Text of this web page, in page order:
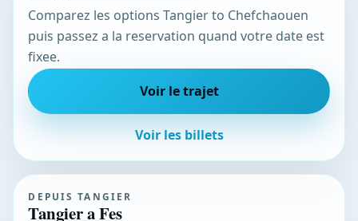
Comparez les options Tangier to Chefchaouen
puis passez a la reservation quand votre date est
fixee.
Voir le trajet
Voir les billets
DEPUIS TANGIER
Tangier a Fes